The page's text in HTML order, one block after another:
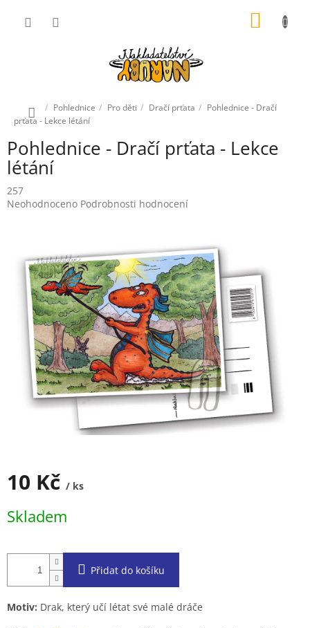
DomůPohlednice Pro děti Dračí prťata
Pohlednice - Dračí
prťata - Lekce létání
Pohlednice - Dračí prťata - Lekce
létání
257
Průměrné
hvězdiček.
Neohodnoceno Podrobnosti hodnocení
10 Kč / ks
cena:
Skladem
Přidat do košíku
Motiv: Drak, který učí létat své malé dráče